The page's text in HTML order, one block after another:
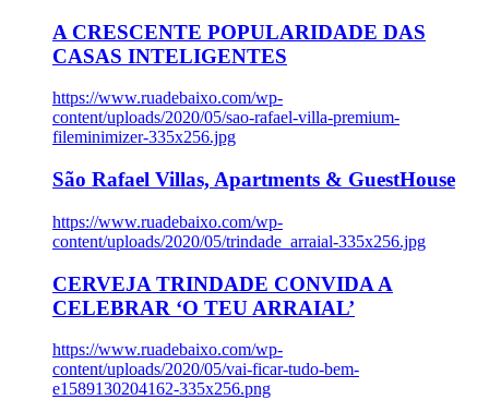
A CRESCENTE POPULARIDADE DAS
CASAS INTELIGENTES
https://www.ruadebaixo.com/wp-
content/uploads/2020/05/sao-rafael-villa-premium-
fileminimizer-335x256.jpg
São Rafael Villas, Apartments & GuestHouse
https://www.ruadebaixo.com/wp-
content/uploads/2020/05/trindade_arraial-335x256.jpg
CERVEJA TRINDADE CONVIDA A
CELEBRAR ‘O TEU ARRAIAL’
https://www.ruadebaixo.com/wp-
content/uploads/2020/05/vai-ficar-tudo-bem-
e1589130204162-335x256.png